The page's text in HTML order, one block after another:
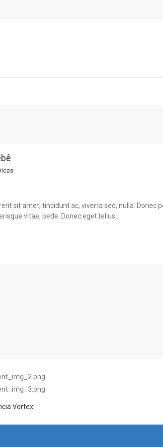
sit amet, tincidunt ac, viverra sed, nulla. Donec
vitae, pede. Donec eget tellus…
Vortex